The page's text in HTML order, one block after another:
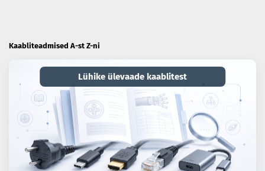
Kaabliteadmised A-st Z-ni
Lühike ülevaade kaablitest